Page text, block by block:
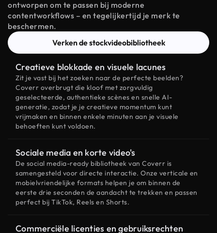
ontworpen om te passen bij moderne
contentworkflows – en tegelijkertijd je merk te
beschermen.
Verken de stockvideobibliotheek
Creatieve blokkade en visuele lacunes
Zit je vast bij het zoeken naar de perfecte beelden?
Coverr overbrugt die kloof met zorgvuldig
geselecteerde, authentieke scènes en snelle AI-
generatie, zodat je je creatieve momentum kunt
vrijmaken en binnen enkele minuten aan je visuele
behoeften kunt voldoen.
Sociale media en korte video's
De social media-ready bibliotheek van Coverr is
samengesteld voor directe interactie. Onze verticale en
mobielvriendelijke formats helpen je om binnen de
eerste drie seconden de aandacht te trekken en passen
perfect bij TikTok, Reels en Shorts.
Commerciële licenties en gebruiksrechten